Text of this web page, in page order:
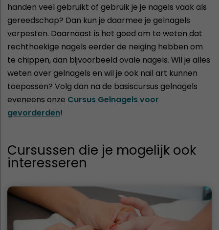
handen veel gebruikt of gebruik je je nagels vaak als
gereedschap? Dan kun je daarmee je gelnagels
verpesten. Daarnaast is het goed om te weten dat
rechthoekige nagels eerder de neiging hebben om
te chippen, dan bijvoorbeeld ovale nagels. Wil je alles
weten over gelnagels en wil je ook nail art kunnen
toepassen? Volg dan na de basiscursus gelnagels
eveneens onze Cursus Gelnagels voor
gevorderden!
Cursussen die je mogelijk ook
interesseren